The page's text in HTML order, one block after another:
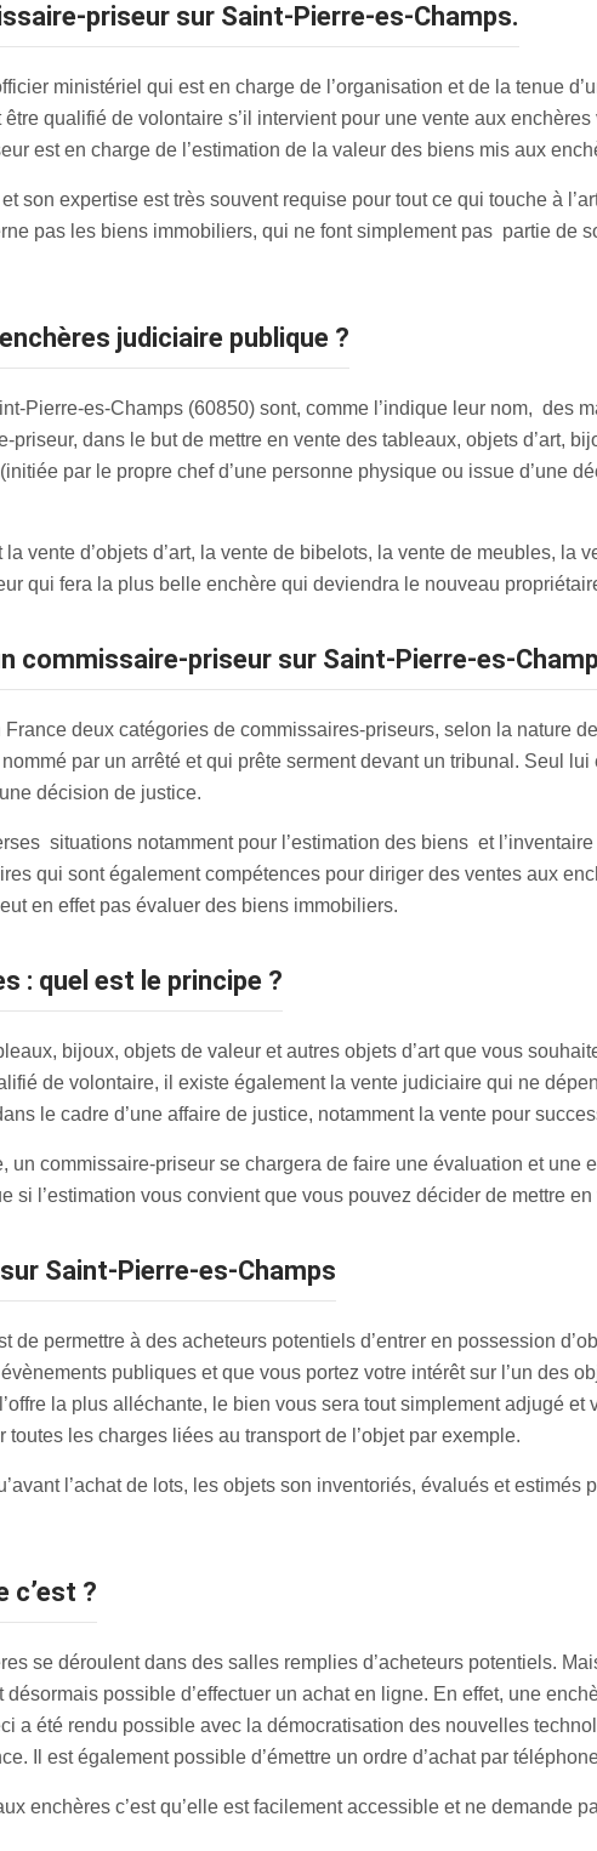
priseur sur Saint-Pierre-es-Champs.
ministériel qui est en charge de l’organisation et de la tenue
qualifié de volontaire s’il intervient pour une vente aux
est en charge de l’estimation de la valeur des biens mis aux
son expertise est très souvent requise pour tout ce qui touche à
pas les biens immobiliers, qui ne font simplement pas partie de
judiciaire publique ?
Pierre-es-Champs (60850) sont, comme l’indique leur nom, des
priseur, dans le but de mettre en vente des tableaux, objets d’art,
par le propre chef d’une personne physique ou issue d’une
vente d’objets d’art, la vente de bibelots, la vente de meubles, la
qui fera la plus belle enchère qui deviendra le nouveau
commissaire-priseur sur Saint-Pierre-es-
deux catégories de commissaires-priseurs, selon la nature
par un arrêté et qui prête serment devant un tribunal. Seul lui
décision de justice.
situations notamment pour l’estimation des biens et
qui sont également compétences pour diriger des ventes aux
en effet pas évaluer des biens immobiliers.
: quel est le principe ?
bijoux, objets de valeur et autres objets d’art que vous
de volontaire, il existe également la vente judiciaire qui ne
le cadre d’une affaire de justice, notamment la vente pour
un commissaire-priseur se chargera de faire une évaluation et une
si l’estimation vous convient que vous pouvez décider de mettre
Saint-Pierre-es-Champs
de permettre à des acheteurs potentiels d’entrer en possession
publiques et que vous portez votre intérêt sur l’un des
la plus alléchante, le bien vous sera tout simplement adjugé
les charges liées au transport de l’objet par exemple.
l’achat de lots, les objets son inventoriés, évalués et estimés
c’est ?
se déroulent dans des salles remplies d’acheteurs potentiels.
possible d’effectuer un achat en ligne. En effet, une
a été rendu possible avec la démocratisation des nouvelles
Il est également possible d’émettre un ordre d’achat par
enchères c’est qu’elle est facilement accessible et ne demande